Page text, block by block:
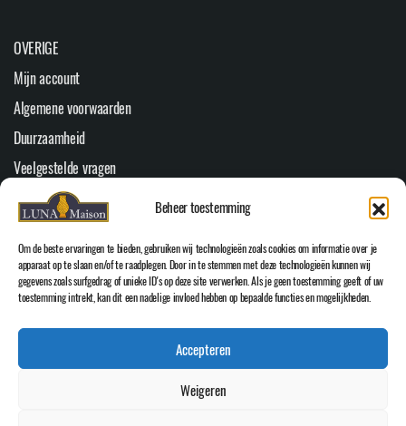
Beheer toestemming
Om de beste ervaringen te bieden, gebruiken wij technologieën zoals cookies om informatie over je
apparaat op te slaan en/of te raadplegen. Door in te stemmen met deze technologieën kunnen wij
gegevens zoals surfgedrag of unieke ID's op deze site verwerken. Als je geen toestemming geeft of uw
toestemming intrekt, kan dit een nadelige invloed hebben op bepaalde functies en mogelijkheden.
Accepteren
Weigeren
OVERIGE
Mijn account
Algemene voorwaarden
Duurzaamheid
Veelgestelde vragen
Youtube
Cookiebeleid (EU)
HOOFDMENU
Home
WEBSHOP